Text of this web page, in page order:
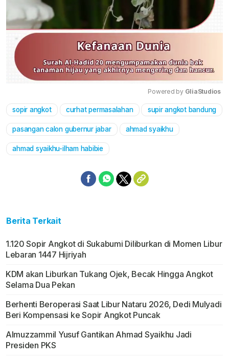
Mute
Powered by GliaStudios
sopir angkot curhat permasalahan supir angkot bandung
pasangan calon gubernur jabar ahmad syaikhu
ahmad syaikhu-ilham habibie
Berita Terkait
1.120 Sopir Angkot di Sukabumi Diliburkan di Momen Libur
Lebaran 1447 Hijriyah
KDM akan Liburkan Tukang Ojek, Becak Hingga Angkot
Selama Dua Pekan
Berhenti Beroperasi Saat Libur Nataru 2026, Dedi Mulyadi
Beri Kompensasi ke Sopir Angkot Puncak
Almuzzammil Yusuf Gantikan Ahmad Syaikhu Jadi
Presiden PKS